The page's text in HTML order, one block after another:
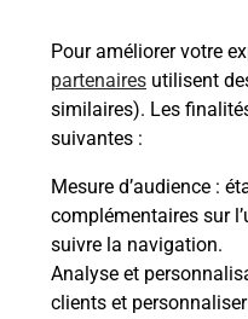
Pour améliorer votre
partenaires utilisent
similaires). Les
suivantes :
Mesure d’audience :
complémentaires sur
suivre la navigation.
Analyse et
clients et
Comment
modification de
Comment La
à votre sécurité